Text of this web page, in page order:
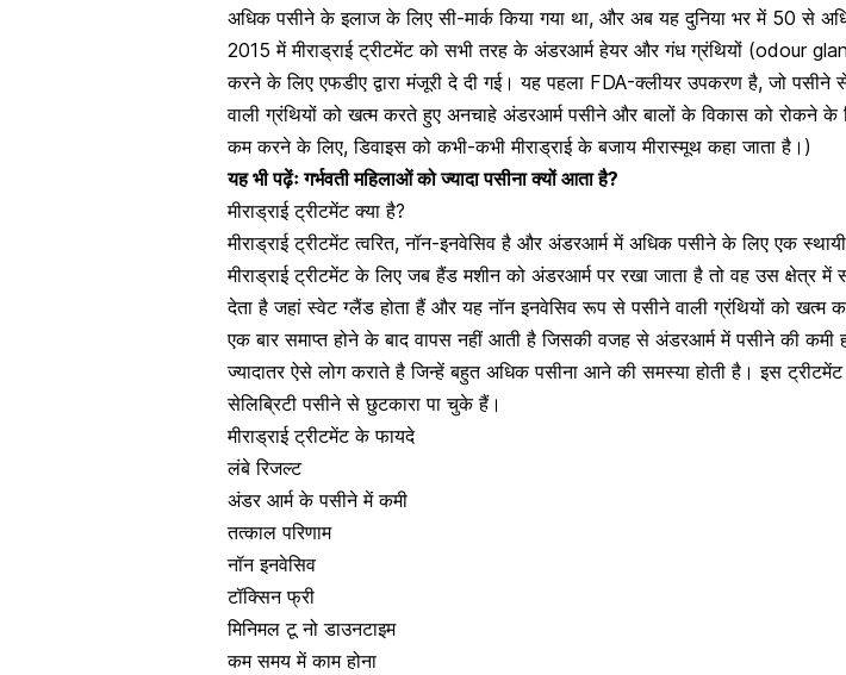
अधिक पसीने के इलाज के लिए सी-मार्क किया गया था, और अब यह दुनिया भर में 50 से
2015 में मीराड्राई ट्रीटमेंट को सभी तरह के अंडरआर्म हेयर और गंध ग्रंथियों (odour
करने के लिए एफडीए द्वारा मंजूरी दे दी गई। यह पहला FDA-क्लीयर उपकरण है, जो
वाली ग्रंथियों को खत्म करते हुए अनचाहे अंडरआर्म पसीने और बालों के विकास को रोकने के
कम करने के लिए, डिवाइस को कभी-कभी मीराड्राई के बजाय मीरास्मूथ कहा जाता है।)
यह भी पढ़ेंःगर्भवती महिलाओं को ज्यादा पसीना क्यों आता है?
मीराड्राई ट्रीटमेंट क्या है?
मीराड्राई ट्रीटमेंट त्वरित, नॉन-इनवेसिव है और अंडरआर्म में अधिक पसीने के लिए एक
मीराड्राई ट्रीटमेंट के लिए जब हैंड मशीन को अंडरआर्म पर रखा जाता है तो वह उस क्षेत्र
देता है जहां स्वेट ग्लैंड होता हैं और यह नॉन इनवेसिव रूप से पसीने वाली ग्रंथियों को खत्म
एक बार समाप्त होने के बाद वापस नहीं आती है जिसकी वजह से अंडरआर्म मेंपसीने की कमी
ज्यादातर ऐसे लोग कराते है जिन्हें बहुत अधिक पसीना आने की समस्या होती है। इस
सेलिब्रिटी पसीने से छुटकारा पा चुके हैं।
मीराड्राई ट्रीटमेंट के फायदे
लंबे रिजल्ट
अंडर आर्म के पसीने में कमी
तत्काल परिणाम
नॉन इनवेसिव
टॉक्सिन फ्री
मिनिमल टू नो डाउनटाइम
कम समय में काम होना